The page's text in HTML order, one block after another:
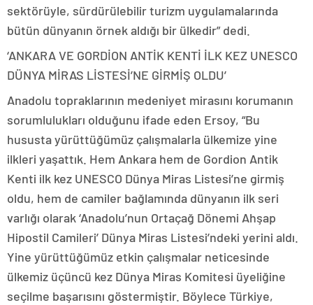
sektörüyle, sürdürülebilir turizm uygulamalarında
bütün dünyanın örnek aldığı bir ülkedir” dedi.
‘ANKARA VE GORDİON ANTİK KENTİ İLK KEZ UNESCO
DÜNYA MİRAS LİSTESİ’NE GİRMİŞ OLDU’
Anadolu topraklarının medeniyet mirasını korumanın
sorumlulukları olduğunu ifade eden Ersoy, “Bu
hususta yürüttüğümüz çalışmalarla ülkemize yine
ilkleri yaşattık. Hem Ankara hem de Gordion Antik
Kenti ilk kez UNESCO Dünya Miras Listesi’ne girmiş
oldu, hem de camiler bağlamında dünyanın ilk seri
varlığı olarak ‘Anadolu’nun Ortaçağ Dönemi Ahşap
Hipostil Camileri’ Dünya Miras Listesi’ndeki yerini aldı.
Yine yürüttüğümüz etkin çalışmalar neticesinde
ülkemiz üçüncü kez Dünya Miras Komitesi üyeliğine
seçilme başarısını göstermiştir. Böylece Türkiye,